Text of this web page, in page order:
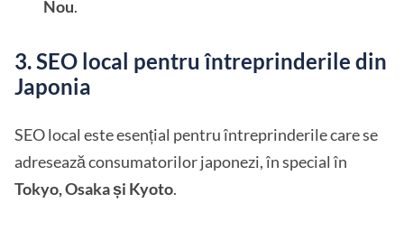
Nou.
3. SEO local pentru întreprinderile din
Japonia
SEO local este esențial pentru întreprinderile care se
adresează consumatorilor japonezi, în special în
Tokyo, Osaka și Kyoto.